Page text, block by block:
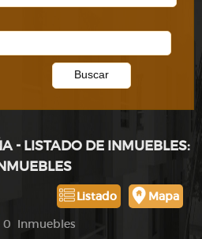
- LISTADO DE INMUEBLES:
Mapa
Listado
Inmuebles